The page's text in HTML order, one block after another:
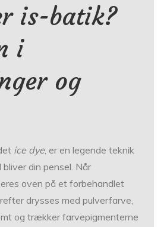
is-batik?
i
og
ice dye, er en legende teknik
din pensel. Når
oven på et forbehandlet
drysses med pulverfarve,
og trækker farvepigmenterne